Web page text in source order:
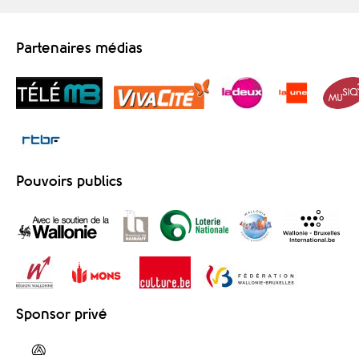
Partenaires médias
Pouvoirs publics
Sponsor privé